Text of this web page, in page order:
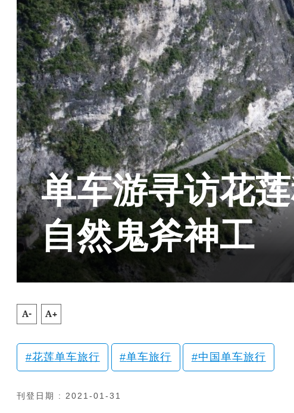
单车游寻访花
自然鬼斧神工
A- A+
花莲单车旅行 单车旅行 中国单车旅行
刊登日期 : 2021-01-31